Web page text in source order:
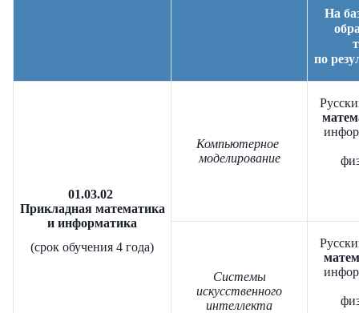
На
по
01.03.02
Прикладная математика
и информатика
(срок обучения 4 года)
Компьютерное
моделирование
Системы
искусственного
интеллекта